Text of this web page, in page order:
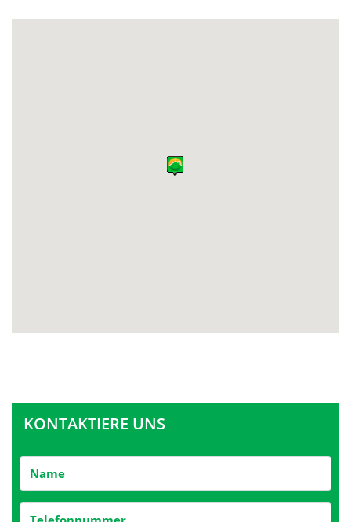
KONTAKTIERE UNS